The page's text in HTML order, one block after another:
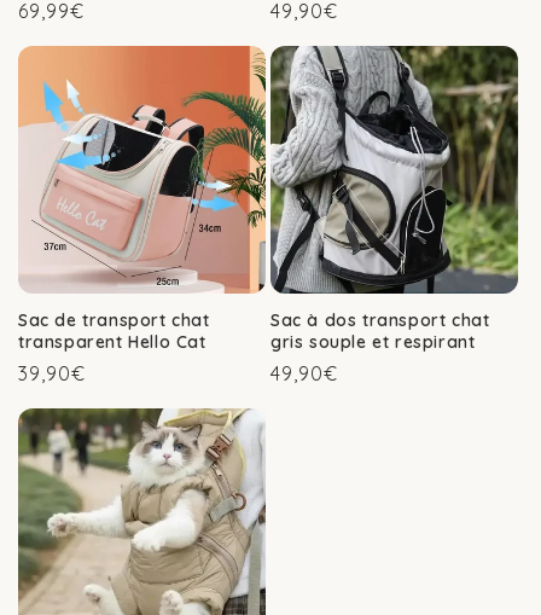
Prix
69,99€
Prix
49,90€
Sac de transport chat
transparent Hello Cat
Prix
39,90€
Sac à dos transport chat
gris souple et respirant
Prix
49,90€